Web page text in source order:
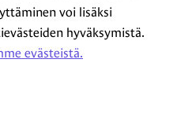
voi lisäksi
hyväksymistä.
evästeistä.​​​​​​